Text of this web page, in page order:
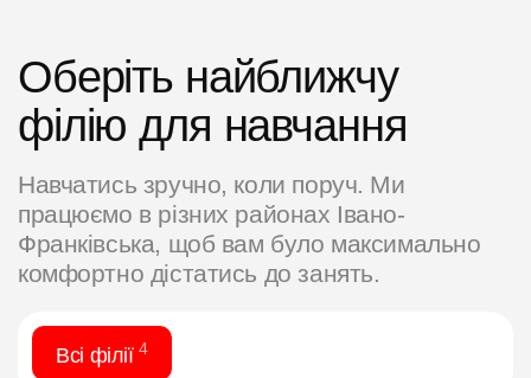
Оберіть найближчу
філію для навчання
Навчатись зручно, коли поруч. Ми
працюємо в різних районах Івано-
Франківська, щоб вам було максимально
комфортно дістатись до занять.
Всі філії4